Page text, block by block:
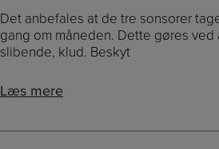
Det anbefales at de tre sonsorer
gang om måneden. Dette gøres
slibende, klud. Beskyt
Læs mere